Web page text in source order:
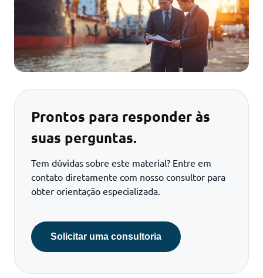
Prontos para responder às
suas perguntas.
Tem dúvidas sobre este material? Entre em
contato diretamente com nosso consultor para
obter orientação especializada.
Solicitar uma consultoria